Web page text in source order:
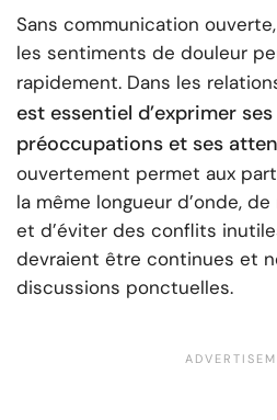
Sans communication
les sentiments de douleur
rapidement. Dans les
est essentiel d’exprimer
préoccupations et ses
ouvertement permet aux
la même longueur d’onde,
et d’éviter des conflits
devraient être continues et
discussions ponctuelles.